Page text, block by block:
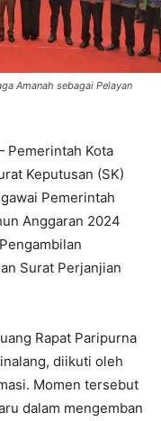
Amanah sebagai Pelayan
Pemerintah Kota
Keputusan (SK)
Pemerintah
Anggaran 2024
Surat Perjanjian
Rapat Paripurna
diikuti oleh
Momen tersebut
dalam mengemban